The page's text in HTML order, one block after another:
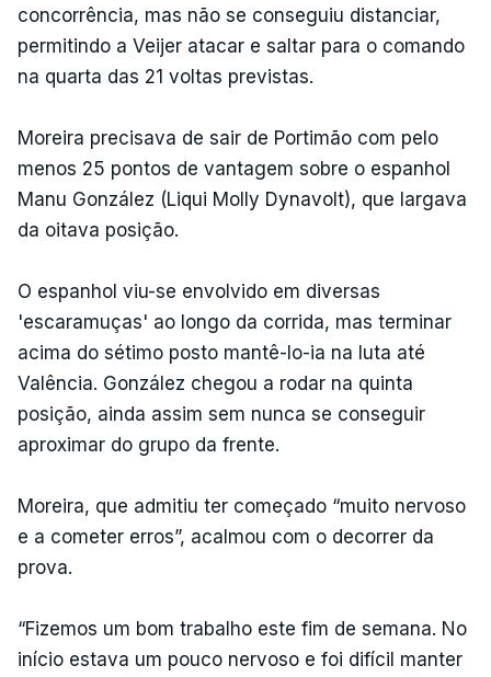
concorrência, mas não se conseguiu distanciar,
permitindo a Veijer atacar e saltar para o comando
na quarta das 21 voltas previstas.
Moreira precisava de sair de Portimão com pelo
menos 25 pontos de vantagem sobre o espanhol
Manu González (Liqui Molly Dynavolt), que largava
da oitava posição.
O espanhol viu-se envolvido em diversas
'escaramuças' ao longo da corrida, mas terminar
acima do sétimo posto mantê-lo-ia na luta até
Valência. González chegou a rodar na quinta
posição, ainda assim sem nunca se conseguir
aproximar do grupo da frente.
Moreira, que admitiu ter começado “muito nervoso
e a cometer erros”, acalmou com o decorrer da
prova.
“Fizemos um bom trabalho este fim de semana. No
início estava um pouco nervoso e foi difícil manter